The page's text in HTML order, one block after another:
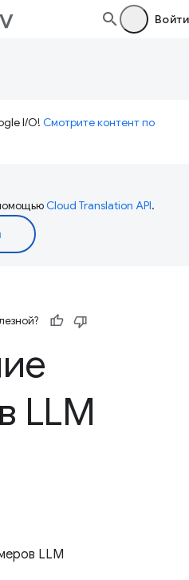
Войти
I/O! Смотрите контент по
Cloud Translation API.
LLM
LLM